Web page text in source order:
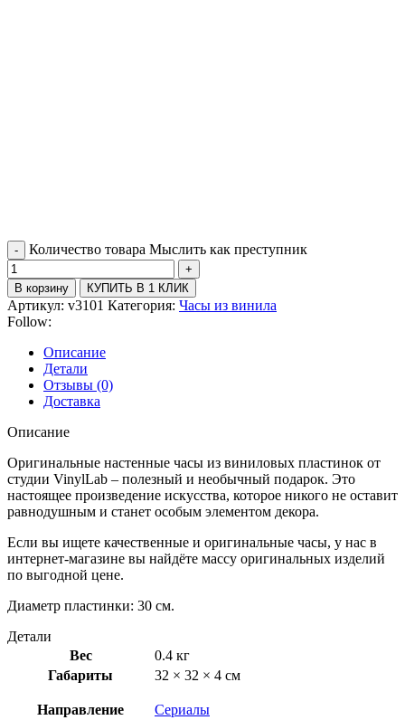
Количество товара Мыслить как преступник
В корзину КУПИТЬ В 1 КЛИК
Артикул: v3101 Категория: Часы из винила
Follow:
Описание
Детали
Отзывы (0)
Доставка
Описание
Оригинальные настенные часы из виниловых пластинок от
студии VinylLab – полезный и необычный подарок. Это
настоящее произведение искусства, которое никого не оставит
равнодушным и станет особым элементом декора.
Если вы ищете качественные и оригинальные часы, у нас в
интернет-магазине вы найдёте массу оригинальных изделий
по выгодной цене.
Диаметр пластинки: 30 см.
Детали
Вес
0.4 кг
Габариты
32 × 32 × 4 см
Направление Сериалы